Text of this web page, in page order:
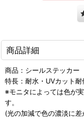
商品詳細
商品：シールステッカー
特長：耐水・UVカット
※モニタによっては色が
す。
(光の加減で色の濃淡に差